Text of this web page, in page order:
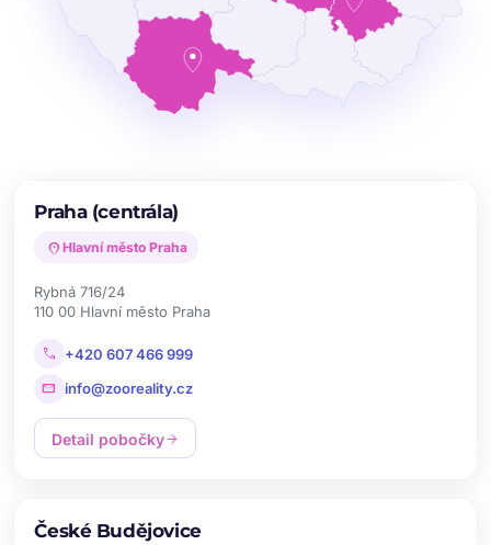
Praha (centrála)
location_on Hlavní město Praha
Rybná 716/24
110 00 Hlavní město Praha
call +420 607 466 999
mail info@zooreality.cz
Detail pobočkyarrow_forward
České Budějovice